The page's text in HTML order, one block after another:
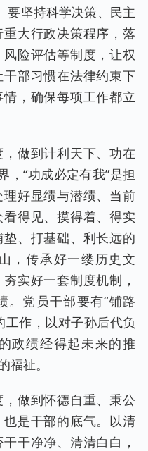
要坚持科学决策、民主
大行政决策程序，落
险评估等制度，让权
部习惯在法律约束下
，确保每项工作都立
做到计利天下、功在
，“功成必定有我”是担
好显绩与潜绩、当前
得见、摸得着、得实
、打基础、利长远的
，传承好一缕历史文
实好一套制度机制，
。党员干部要有“铺路
工作，以对子孙后代负
政绩经得起未来的推
福祉。
做到怀德自重、秉公
是干部的底气。以清
干净净、清清白白，